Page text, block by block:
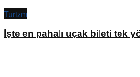
Turizm
İşte en pahalı uçak bileti tek